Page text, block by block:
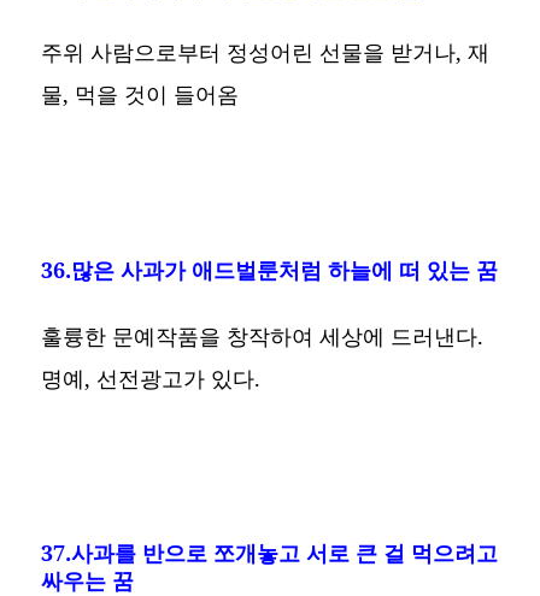
주위 사람으로부터 정성어린 선물을 받거나, 재
물, 먹을 것이 들어옴
36.많은 사과가 애드벌룬처럼 하늘에 떠 있는 꿈
훌륭한 문예작품을 창작하여 세상에 드러낸다.
명예, 선전광고가 있다.
37.사과를 반으로 쪼개놓고 서로 큰 걸 먹으려고
싸우는 꿈